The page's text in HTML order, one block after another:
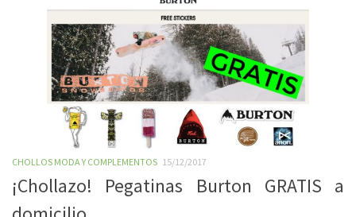
CHOLLOS MODA Y COMPLEMENTOS 15/12/2017
¡Chollazo! Pegatinas Burton GRATIS a